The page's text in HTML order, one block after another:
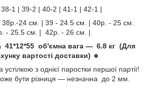
1 | 39-2 | 40-2 | 41-1 | 42-1 |
24 см. | 39 - 24.5 см. | 40р. - 25 см.
- 25.5 см. | 42р. - 26 см. |
41*12*55 об'ємна вага — 6.8 кг (Для
вартості доставки) 🔹
з однієї паростки першої партії!
бути різниця — незначна до 2 мм.